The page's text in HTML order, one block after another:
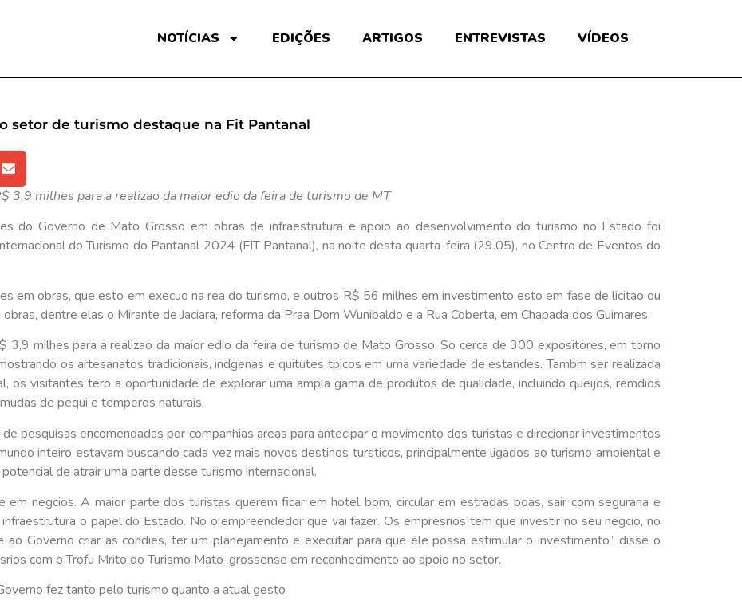
NOTÍCIAS EDIÇÕES ARTIGOS ENTREVISTAS VÍDEOS
setor de turismo destaque na Fit Pantanal
3,9 milhes para a realizao da maior edio da feira de turismo de MT
do Governo de Mato Grosso em obras de infraestrutura e apoio ao desenvolvimento do turismo no Estado foi
do Turismo do Pantanal 2024 (FIT Pantanal), na noite desta quarta-feira (29.05), no Centro de Eventos do
em obras, que esto em execuo na rea do turismo, e outros R$ 56 milhes em investimento esto em fase de licitao ou
dentre elas o Mirante de Jaciara, reforma da Praa Dom Wunibaldo e a Rua Coberta, em Chapada dos Guimares.
3,9 milhes para a realizao da maior edio da feira de turismo de Mato Grosso. So cerca de 300 expositores, em torno
os artesanatos tradicionais, indgenas e quitutes tpicos em uma variedade de estandes. Tambm ser realizada
os visitantes tero a oportunidade de explorar uma ampla gama de produtos de qualidade, incluindo queijos, remdios
de pequi e temperos naturais.
pesquisas encomendadas por companhias areas para antecipar o movimento dos turistas e direcionar investimentos
inteiro estavam buscando cada vez mais novos destinos tursticos, principalmente ligados ao turismo ambiental e
de atrair uma parte desse turismo internacional.
em negcios. A maior parte dos turistas querem ficar em hotel bom, circular em estradas boas, sair com segurana e
o papel do Estado. No o empreendedor que vai fazer. Os empresrios tem que investir no seu negcio, no
ao Governo criar as condies, ter um planejamento e executar para que ele possa estimular o investimento”, disse o
com o Trofu Mrito do Turismo Mato-grossense em reconhecimento ao apoio no setor.
fez tanto pelo turismo quanto a atual gesto